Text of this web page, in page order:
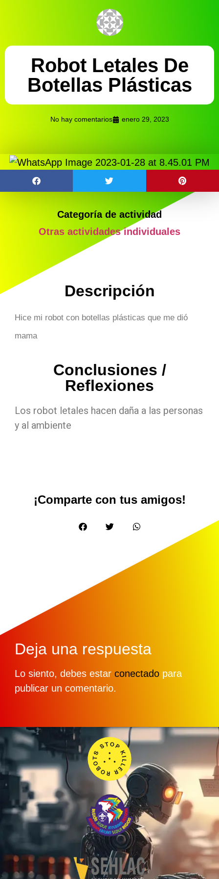
Robot Letales De
Botellas Plásticas
No hay comentarios enero 29, 2023
Categoría de actividad
Otras actividades individuales
Descripción
Hice mi robot con botellas plásticas que me dió
mama
Conclusiones /
Reflexiones
Los robot letales hacen daña a las personas
y al ambiente
¡Comparte con tus amigos!
Deja una respuesta
Lo siento, debes estar conectado para
publicar un comentario.